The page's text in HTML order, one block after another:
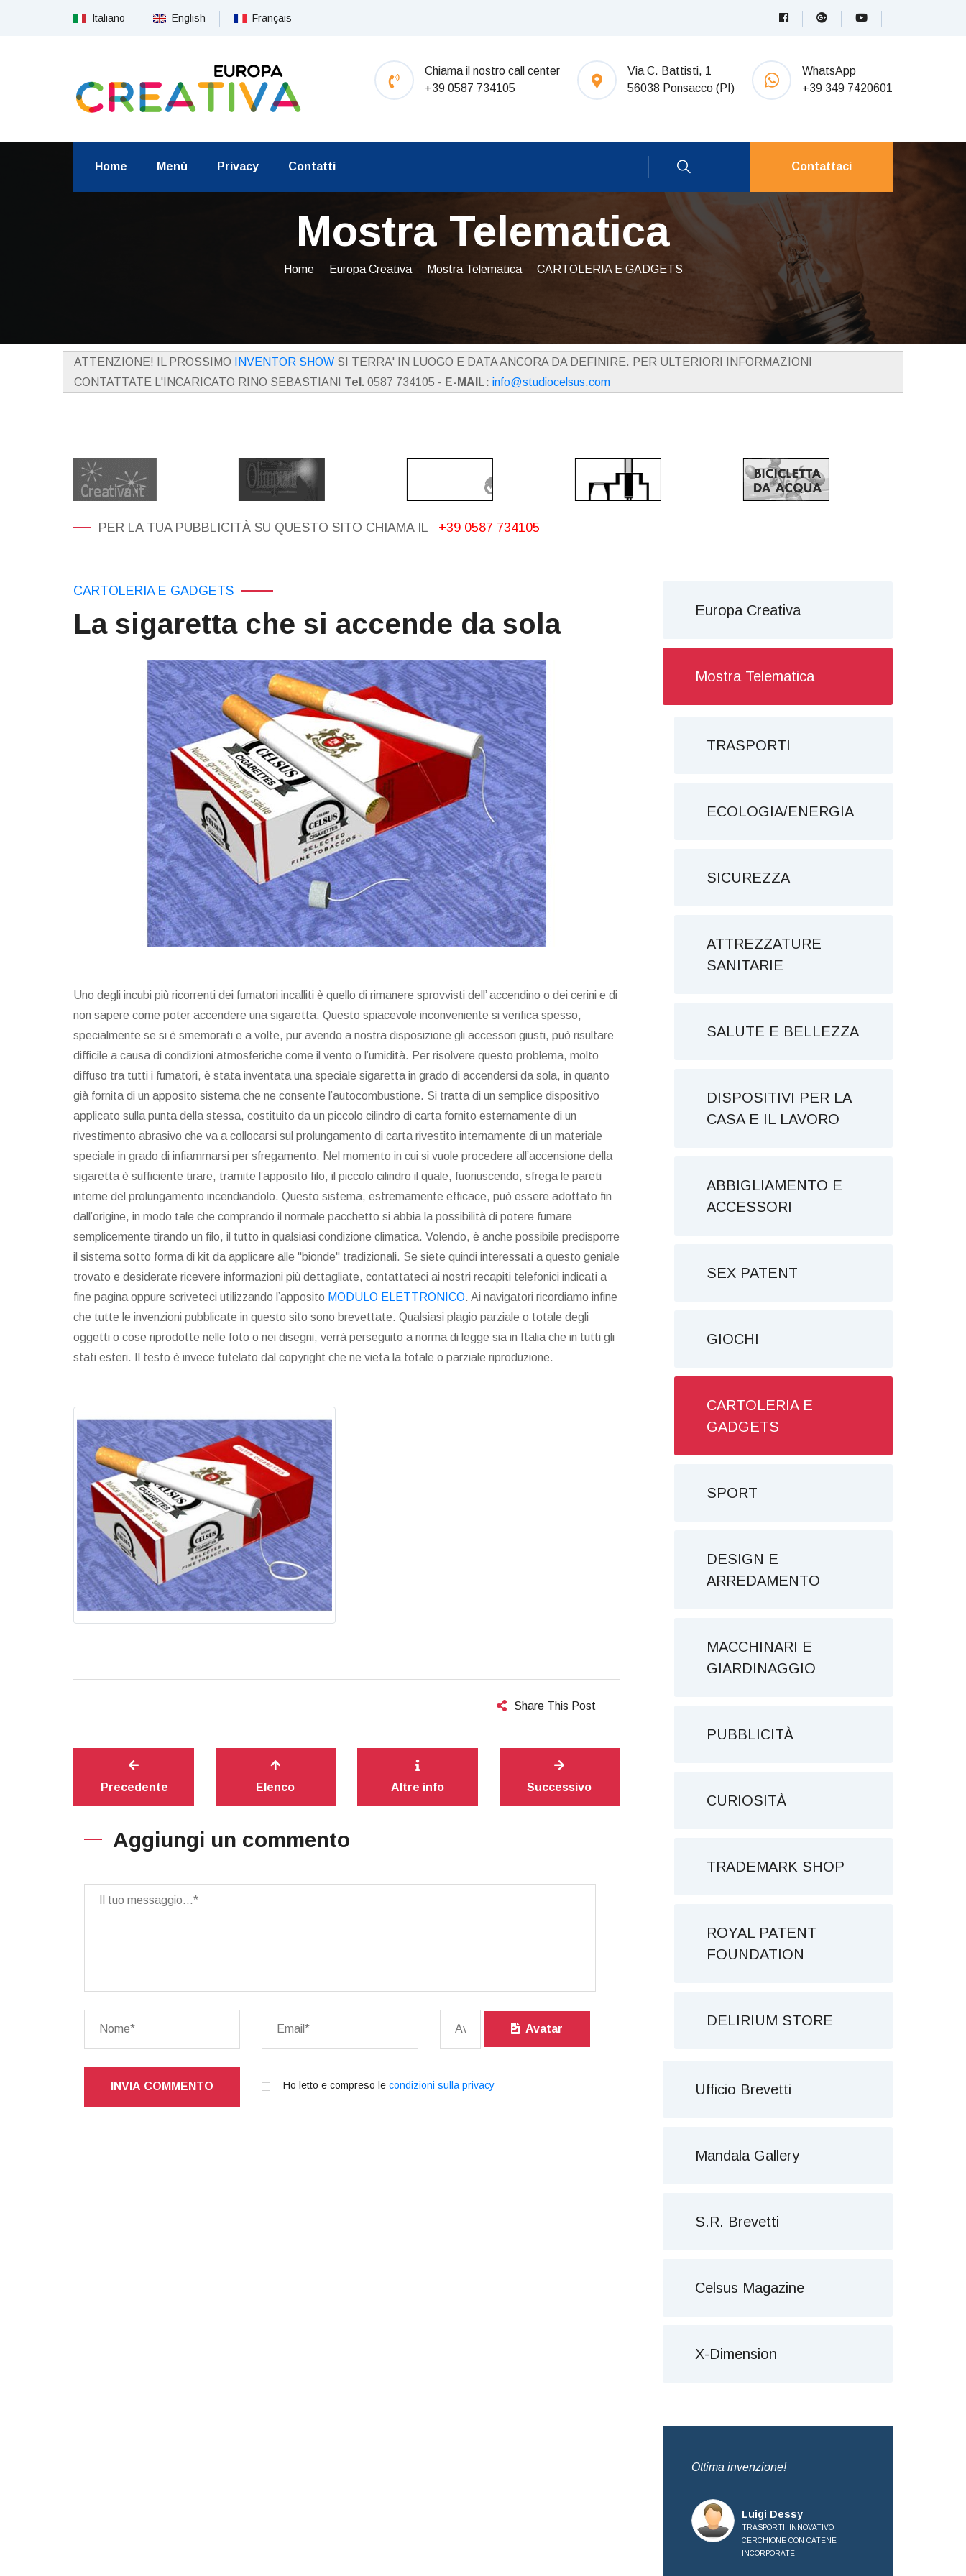
Italiano English Français
Chiama il nostro call center
+39 0587 734105
Via C. Battisti, 1
56038 Ponsacco (PI)
WhatsApp
+39 349 7420601
Home Menù Privacy Contatti Contattaci
Mostra Telematica
Home Europa Creativa Mostra Telematica CARTOLERIA E GADGETS
ATTENZIONE! IL PROSSIMO INVENTOR SHOW SI TERRA' IN LUOGO E DATA ANCORA DA DEFINIRE. PER ULTERIORI INFORMAZIONI
CONTATTATE L'INCARICATO RINO SEBASTIANI Tel. 0587 734105 - E-MAIL: info@studiocelsus.com
PER LA TUA PUBBLICITÀ SU QUESTO SITO CHIAMA IL +39 0587 734105
CARTOLERIA E GADGETS
La sigaretta che si accende da sola
Uno degli incubi più ricorrenti dei fumatori incalliti è quello di rimanere sprovvisti dell’ accendino o dei cerini e di
non sapere come poter accendere una sigaretta. Questo spiacevole inconveniente si verifica spesso,
specialmente se si è smemorati e a volte, pur avendo a nostra disposizione gli accessori giusti, può risultare
difficile a causa di condizioni atmosferiche come il vento o l’umidità. Per risolvere questo problema, molto
diffuso tra tutti i fumatori, è stata inventata una speciale sigaretta in grado di accendersi da sola, in quanto
già fornita di un apposito sistema che ne consente l’autocombustione. Si tratta di un semplice dispositivo
applicato sulla punta della stessa, costituito da un piccolo cilindro di carta fornito esternamente di un
rivestimento abrasivo che va a collocarsi sul prolungamento di carta rivestito internamente di un materiale
speciale in grado di infiammarsi per sfregamento. Nel momento in cui si vuole procedere all’accensione della
sigaretta è sufficiente tirare, tramite l’apposito filo, il piccolo cilindro il quale, fuoriuscendo, sfrega le pareti
interne del prolungamento incendiandolo. Questo sistema, estremamente efficace, può essere adottato fin
dall’origine, in modo tale che comprando il normale pacchetto si abbia la possibilità di potere fumare
semplicemente tirando un filo, il tutto in qualsiasi condizione climatica. Volendo, è anche possibile predisporre
il sistema sotto forma di kit da applicare alle "bionde" tradizionali. Se siete quindi interessati a questo geniale
trovato e desiderate ricevere informazioni più dettagliate, contattateci ai nostri recapiti telefonici indicati a
fine pagina oppure scriveteci utilizzando l’apposito MODULO ELETTRONICO. Ai navigatori ricordiamo infine
che tutte le invenzioni pubblicate in questo sito sono brevettate. Qualsiasi plagio parziale o totale degli
oggetti o cose riprodotte nelle foto o nei disegni, verrà perseguito a norma di legge sia in Italia che in tutti gli
stati esteri. Il testo è invece tutelato dal copyright che ne vieta la totale o parziale riproduzione.
Share This Post
Precedente Elenco Altre info Successivo
Aggiungi un commento
Avatar
INVIA COMMENTO Ho letto e compreso lecondizioni sulla privacy
Europa Creativa
Mostra Telematica
TRASPORTI
ECOLOGIA/ENERGIA
SICUREZZA
ATTREZZATURE
SANITARIE
SALUTE E BELLEZZA
DISPOSITIVI PER LA
CASA E IL LAVORO
ABBIGLIAMENTO E
ACCESSORI
SEX PATENT
GIOCHI
CARTOLERIA E
GADGETS
SPORT
DESIGN E
ARREDAMENTO
MACCHINARI E
GIARDINAGGIO
PUBBLICITÀ
CURIOSITÀ
TRADEMARK SHOP
ROYAL PATENT
FOUNDATION
DELIRIUM STORE
Ufficio Brevetti
Mandala Gallery
S.R. Brevetti
Celsus Magazine
X-Dimension
Ottima invenzione!
Luigi Dessy
TRASPORTI, INNOVATIVO
CERCHIONE CON CATENE
INCORPORATE